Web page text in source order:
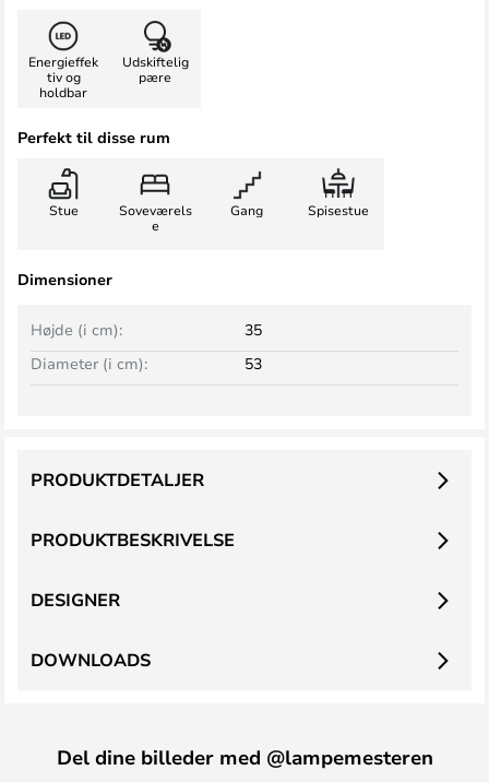
Energieffek
tiv og
holdbar
Udskiftelig
pære
Perfekt til disse rum
Stue
Soveværels
e
Gang Spisestue
Dimensioner
Højde (i cm):
35
Diameter (i cm):
53
PRODUKTBESKRIVELSE
PRODUKTDETALJER
DESIGNER
DOWNLOADS
Del dine billeder med @lampemesteren